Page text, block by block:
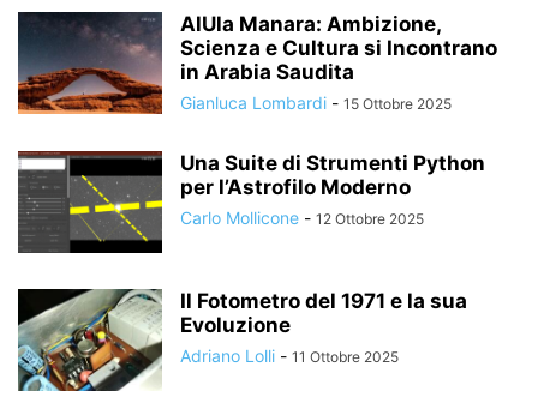
AlUla Manara: Ambizione,
Scienza e Cultura si Incontrano
in Arabia Saudita
Gianluca Lombardi - 15 Ottobre 2025
Una Suite di Strumenti Python
per l’Astrofilo Moderno
Carlo Mollicone - 12 Ottobre 2025
Il Fotometro del 1971 e la sua
Evoluzione
Adriano Lolli - 11 Ottobre 2025